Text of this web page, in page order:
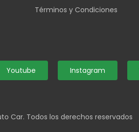
Términos y Condiciones
Youtube Instagram
Car. Todos los derechos reservados